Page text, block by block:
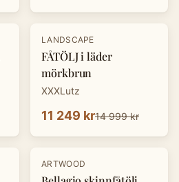
- 25%
LANDSCAPE
FÅTÖLJ i läder
mörkbrun
XXXLutz
11 249 kr14 999 kr
ARTWOOD